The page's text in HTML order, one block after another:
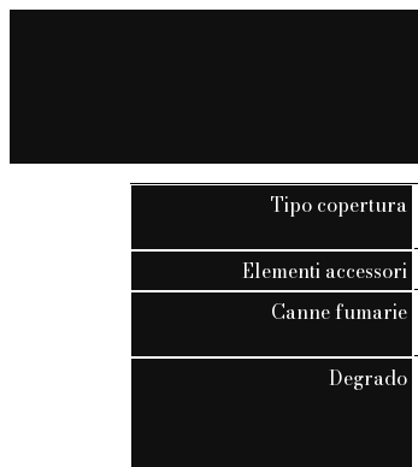
Tipo copertura
Elementi accessori
Canne fumarie
Degrado